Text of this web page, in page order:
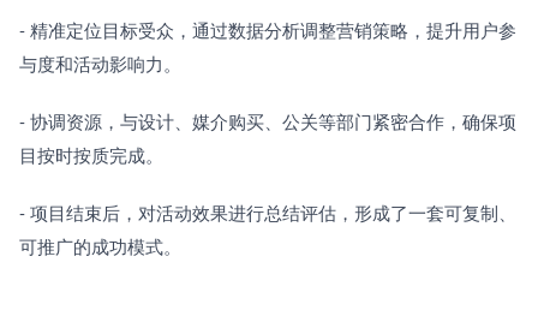
- 精准定位目标受众，通过数据分析调整营销策略，提升用户参
与度和活动影响力。
- 协调资源，与设计、媒介购买、公关等部门紧密合作，确保项
目按时按质完成。
- 项目结束后，对活动效果进行总结评估，形成了一套可复制、
可推广的成功模式。